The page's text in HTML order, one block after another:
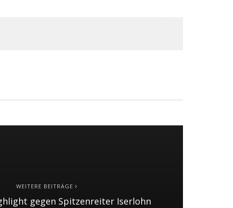
WEITERE BEITRÄGE
gegen Spitzenreiter Iserlohn